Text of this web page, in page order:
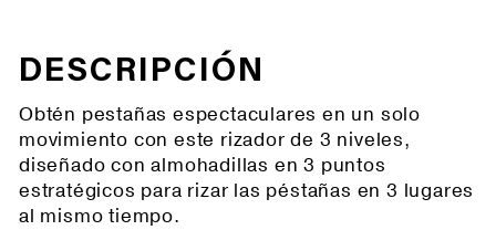
DESCRIPCIÓN
Obtén pestañas espectaculares en un solo
movimiento con este rizador de 3 niveles,
diseñado con almohadillas en 3 puntos
estratégicos para rizar las péstañas en 3 lugares
al mismo tiempo.